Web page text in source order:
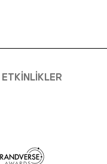
ETKINLIKLER